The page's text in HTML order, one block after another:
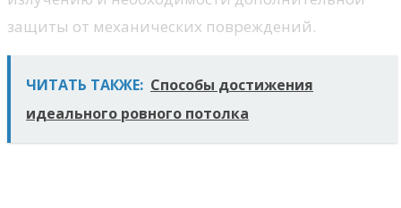
защиты от механических повреждений.
ЧИТАТЬ ТАКЖЕ: Способы достижения
идеального ровного потолка